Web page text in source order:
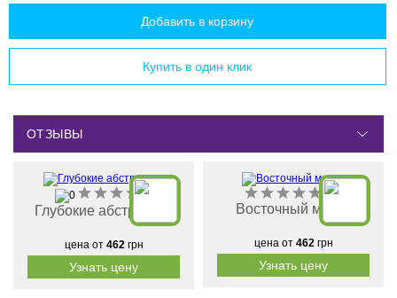
Добавить в корзину
Купить в один клик
ОТЗЫВЫ
Глубокие абстракции
цена от 462грн
Узнать цену
Восточный мотив
цена от 462грн
Узнать цену